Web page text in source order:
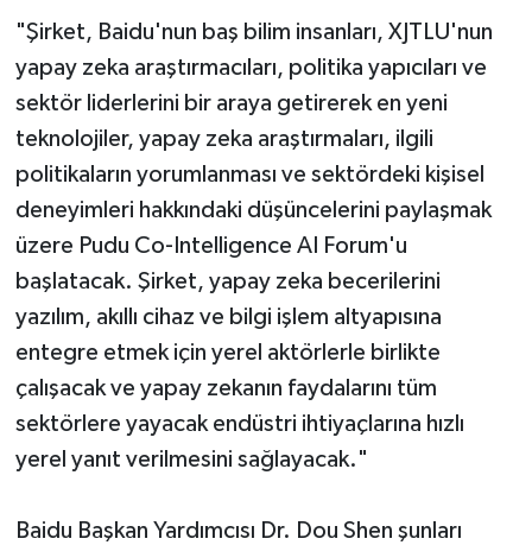
"Şirket, Baidu'nun baş bilim insanları, XJTLU'nun
yapay zeka araştırmacıları, politika yapıcıları ve
sektör liderlerini bir araya getirerek en yeni
teknolojiler, yapay zeka araştırmaları, ilgili
politikaların yorumlanması ve sektördeki kişisel
deneyimleri hakkındaki düşüncelerini paylaşmak
üzere Pudu Co-Intelligence AI Forum'u
başlatacak. Şirket, yapay zeka becerilerini
yazılım, akıllı cihaz ve bilgi işlem altyapısına
entegre etmek için yerel aktörlerle birlikte
çalışacak ve yapay zekanın faydalarını tüm
sektörlere yayacak endüstri ihtiyaçlarına hızlı
yerel yanıt verilmesini sağlayacak."
Baidu Başkan Yardımcısı Dr. Dou Shen şunları